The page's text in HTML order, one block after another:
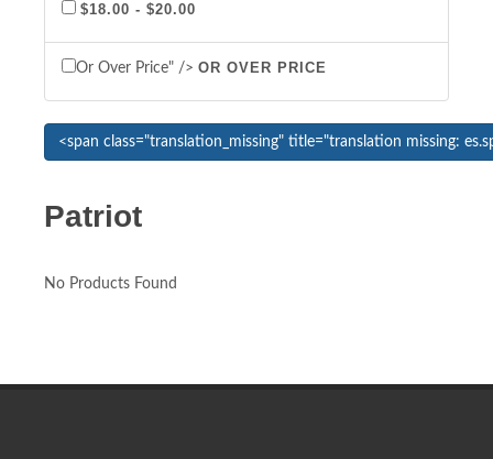
$18.00 - $20.00
Or Over Price" /> OR OVER PRICE
Patriot
No Products Found